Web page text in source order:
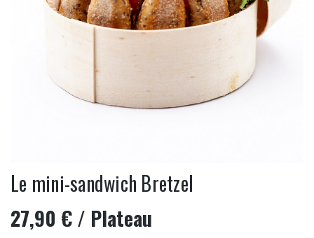
Le mini-sandwich Bretzel
27,90 €/ Plateau